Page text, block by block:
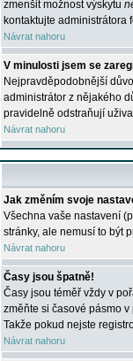
zmenšit možnost výskytu
kontaktujte administrátora
Návrat nahoru
V minulosti jsem se
Nejpravděpodobnější
administrátor z nějakého
pravidelně odstraňují
Návrat nahoru
Jak změním svoje
Všechna vaše nastavení
stránky, ale nemusí to být
Návrat nahoru
Časy jsou špatně!
Časy jsou téměř vždy v
změňte si časové pásmo
Takže pokud nejste
Návrat nahoru